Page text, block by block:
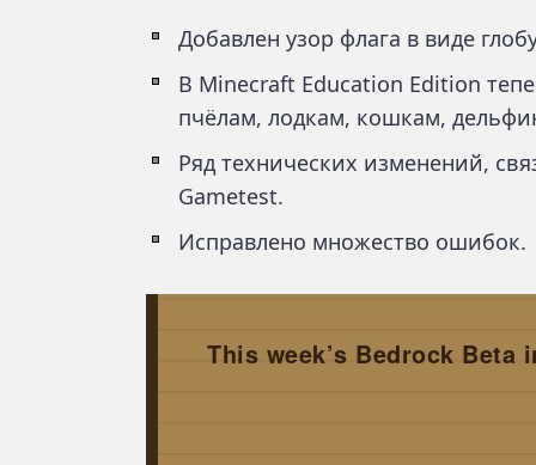
Добавлен узор флага в виде
В Minecraft Education Edition
пчёлам, лодкам, кошкам,
Ряд технических изменений,
Gametest.
Исправлено множество ошибок.
This week’s Bedrock